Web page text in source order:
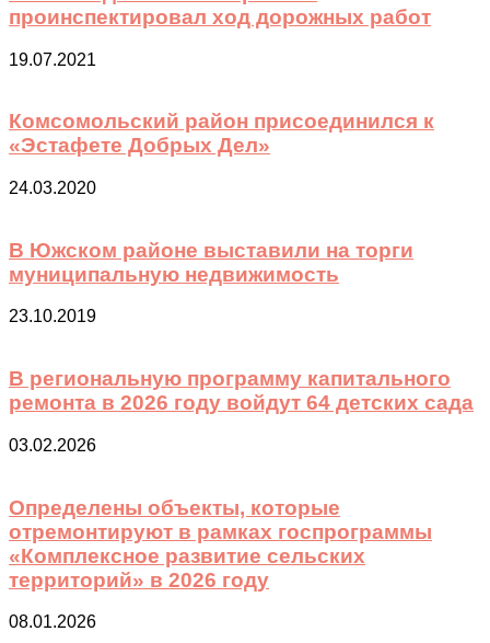
проинспектировал ход дорожных работ
19.07.2021
Комсомольский район присоединился к
«Эстафете Добрых Дел»
24.03.2020
В Южском районе выставили на торги
муниципальную недвижимость
23.10.2019
В региональную программу капитального
ремонта в 2026 году войдут 64 детских сада
03.02.2026
Определены объекты, которые
отремонтируют в рамках госпрограммы
«Комплексное развитие сельских
территорий» в 2026 году
08.01.2026